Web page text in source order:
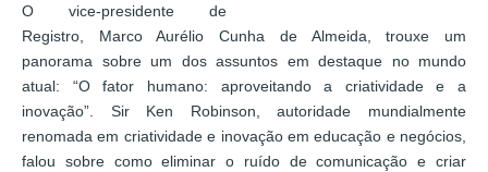
O vice-presidente de
Registro, Marco Aurélio Cunha de Almeida, trouxe um
panorama sobre um dos assuntos em destaque no mundo
atual: “O fator humano: aproveitando a criatividade e a
inovação”. Sir Ken Robinson, autoridade mundialmente
renomada em criatividade e inovação em educação e negócios,
falou sobre como eliminar o ruído de comunicação e criar